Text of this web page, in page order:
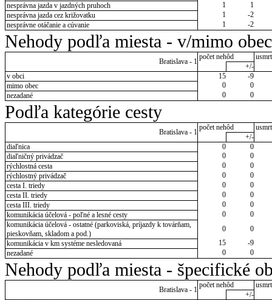
nesprávna jazda v jazdných pruhoch
1
1
nesprávna jazda cez križovatku
1
-2
nesprávne otáčanie a cúvanie
1 -2
Nehody podľa miesta - v/mimo obec
Bratislava - 1
počet nehôd
+/-
v obci
15
-9
mimo obec
0
0
nezadané
0 0
Podľa kategórie cesty
Bratislava - 1
počet nehôd
+/-
diaľnica
0
0
diaľničný privádzač
0
0
rýchlostná cesta
0
0
rýchlostný privádzač
0
0
cesta I. triedy
0
0
cesta II. triedy
0
0
cesta III. triedy
0
0
komunikácia účelová - poľné a lesné cesty
0
0
komunikácia účelová - ostatné (parkoviská, príjazdy k továrňam,
pieskovňam, skladom a pod.)
0
0
komunikácia v km systéme nesledovaná
15
-9
nezadané
0 0
Nehody podľa miesta - špecifické
Bratislava - 1
počet nehôd
+/-